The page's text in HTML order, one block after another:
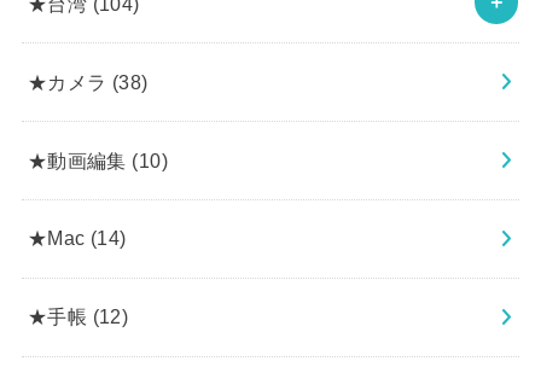
★カメラ (38)
★動画編集 (10)
★Mac (14)
★手帳 (12)